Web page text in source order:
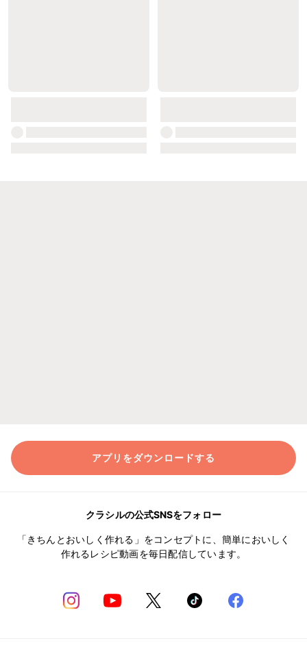
アプリをダウンロードする
クラシルの公式SNSをフォロー
「きちんとおいしく作れる」をコンセプトに、簡単においしく
作れるレシピ動画を毎日配信しています。